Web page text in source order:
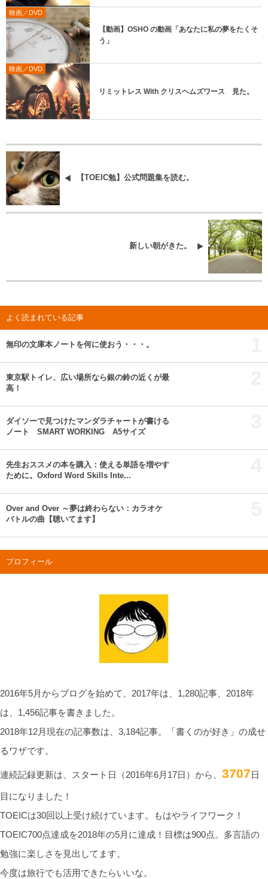
映画／DVD
【動画】OSHO の動画「あなたに私の夢をたくそ
う」
映画／DVD
リミットレス With クリスヘムズワース 見た。
【TOEIC勉】公式問題集を読む。
新しい朝がきた。
よく読まれている記事
無印の文庫本ノートを何に使おう・・・。
東京駅トイレ、広い場所なら銀の鈴の近くが最
高！
ダイソーで見つけたマンダラチャートが書ける
ノート SMART WORKING A5サイズ
先生おススメの本を購入：使える単語を増やす
ために。Oxford Word Skills Inte...
Over and Over ～夢は終わらない：カラオケ
バトルの曲【聴いてます】
プロフィール
2016年5月からブログを始めて、2017年は、1,280記事、2018年
は、1,456記事を書きました。
2018年12月現在の記事数は、3,184記事。「書くのが好き」の成せ
るワザです。
連続記録更新は、スタート日（2016年6月17日）から、 3707日
目になりました！
TOEICは30回以上受け続けています。もはやライフワーク！
TOEIC700点達成を2018年の5月に達成！目標は900点。多言語の
勉強に楽しさを見出してます。
今度は旅行でも活用できたらいいな。